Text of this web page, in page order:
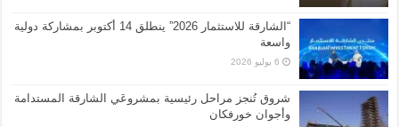
“الشارقة للاستثمار 2026” ينطلق 14 أكتوبر بمشاركة دولية
واسعة
6 يوليو 2026
شروق تُنجز مراحل رئيسية بمشروعَي الشارقة المستدامة
وأجوان خورفكان